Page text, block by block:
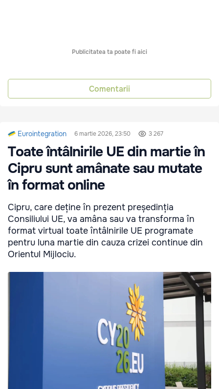
Publicitatea ta poate fi aici
Comentarii
Eurointegration 6 martie 2026, 23:50 3 267
Toate întâlnirile UE din martie în
Cipru sunt amânate sau mutate
în format online
Cipru, care deține în prezent președinția
Consiliului UE, va amâna sau va transforma în
format virtual toate întâlnirile UE programate
pentru luna martie din cauza crizei continue din
Orientul Mijlociu.